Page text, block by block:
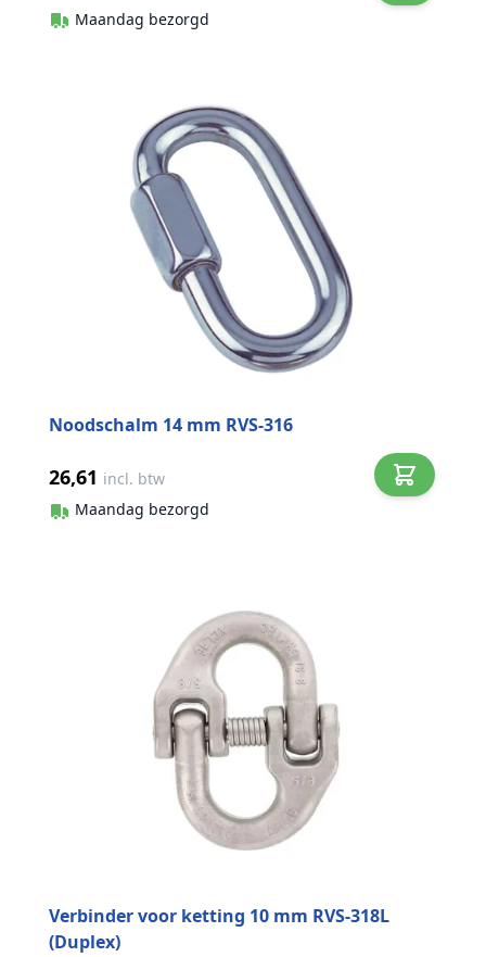
Maandag bezorgd
Noodschalm 14 mm RVS-316
26,61 incl. btw
Maandag bezorgd
Verbinder voor ketting 10 mm RVS-318L
(Duplex)